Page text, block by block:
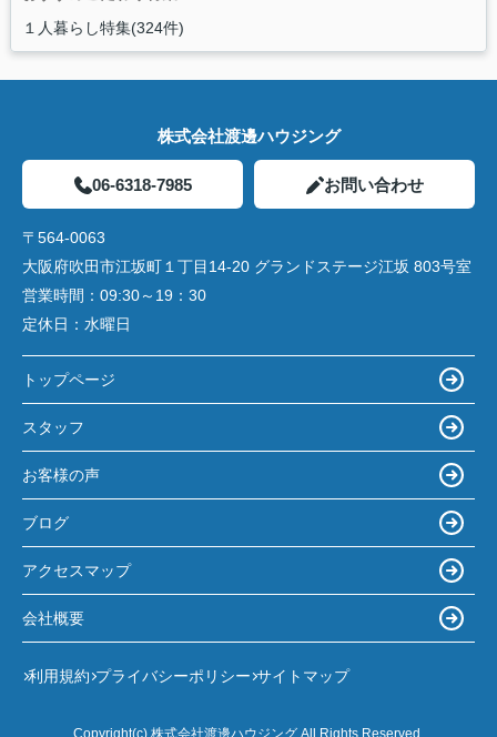
１人暮らし特集(324件)
株式会社渡邊ハウジング
06-6318-7985 お問い合わせ
〒564-0063
大阪府吹田市江坂町１丁目14‐20 グランドステージ江坂 803号室
営業時間： 09:30～19：30
定休日： 水曜日
トップページ
スタッフ
お客様の声
ブログ
アクセスマップ
会社概要
利用規約 プライバシーポリシー サイトマップ